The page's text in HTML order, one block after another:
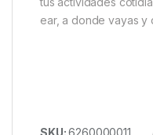
ear, a donde vayas y